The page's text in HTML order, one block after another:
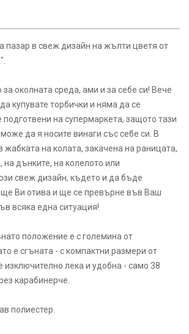
пазар в свеж дизайн на жълти цветя от
околната среда, ами и за себе си! Вече
купувате торбички и няма да се
подготвени на супермаркета, защото тази
да я носите винаги със себе си. В
жабката на колата, закачена на раницата,
на дънките, на колелото или
свеж дизайн, където и да бъде
ще Ви отива и ще се превърне във Ваш
всяка една ситуация!
положение е с големина от
е сгъната - с компактни размери от
изключително лека и удобна - само 38
карабинерче.
полиестер.